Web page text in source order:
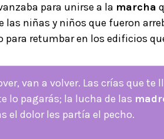
para unirse a la marcha
las niñas y niños que fueron
para retumbar en los edificios
van a volver. Las crías que te
lo pagarás; la lucha de las
el dolor les partía el pecho.